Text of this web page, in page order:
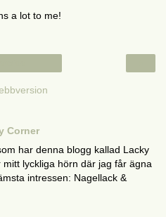
a lot to me!
Corner
har denna blogg kallad Lacky
lyckliga hörn där jag får ägna
intressen: Nagellack &